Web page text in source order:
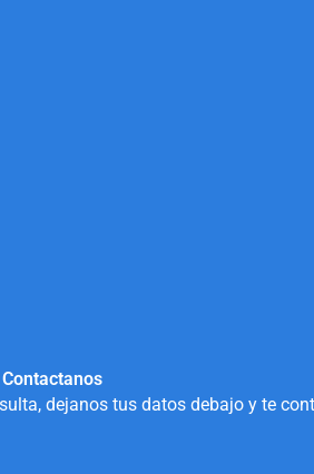
Contactanos
dejanos tus datos debajo y te